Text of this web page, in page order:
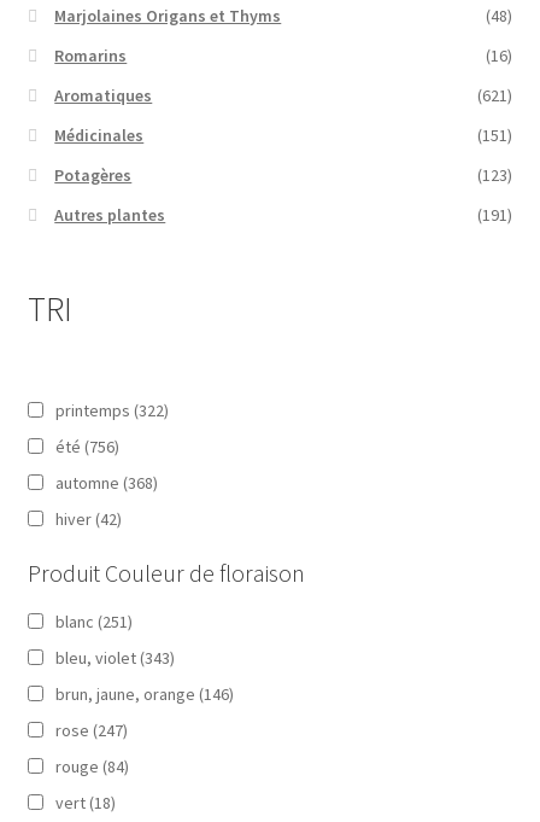
Marjolaines Origans et Thyms
(48)
Romarins
(16)
Aromatiques
(621)
Médicinales
(151)
Potagères
(123)
Autres plantes
(191)
TRI
printemps (322)
été (756)
automne (368)
hiver (42)
Produit Couleur de floraison
blanc (251)
bleu, violet (343)
brun, jaune, orange (146)
rose (247)
rouge (84)
vert (18)